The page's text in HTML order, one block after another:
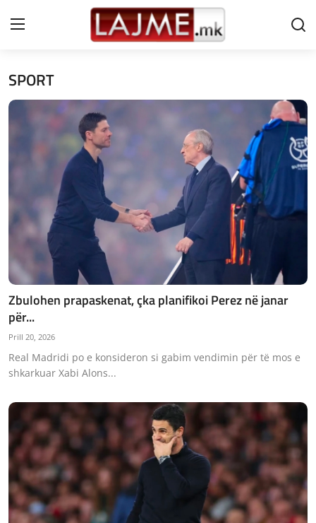
Shtëpi
LAJME MAQEDONI
SHQIPERI
LAJME NGA BOTA
SHOWBIZ
SPORT
SHENDETI
JETA
Gallery
Shqip
SPORT
Zbulohen prapaskenat, çka planifikoi Perez në janar
për...
Prill 20, 2026
Real Madridi po e konsideron si gabim vendimin për të mos e
shkarkuar Xabi Alons...